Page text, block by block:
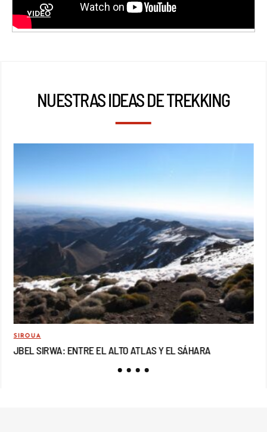
VIDÉO
NUESTRAS IDEAS DE TREKKING
SIROUA
JBEL SIRWA: ENTRE EL ALTO ATLAS Y EL SÁHARA